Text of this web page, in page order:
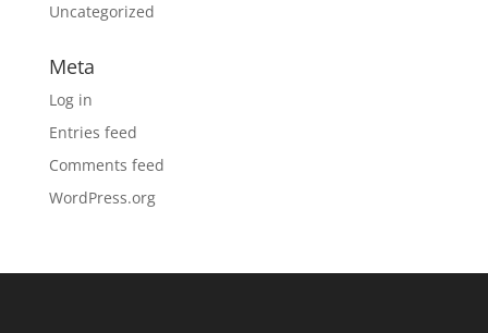
Uncategorized
Meta
Log in
Entries feed
Comments feed
WordPress.org